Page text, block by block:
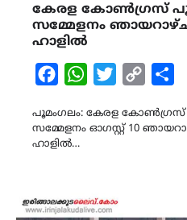
കേരള കോൺഗ്രസ്
സമ്മേളനം ഞായറാഴ്ച
ഹാളിൽ
FacebookWhatsAppTwitterCopy
പൂമംഗലം: കേരള കോൺഗ്രസ്
സമ്മേളനം ഓഗസ്റ്റ് 10
ഹാളിൽ…